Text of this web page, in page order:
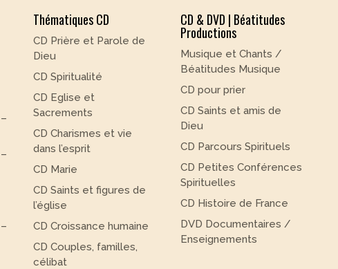
Thématiques CD
CD Prière et Parole de
Dieu
CD Spiritualité
CD Eglise et
Sacrements
CD Charismes et vie
dans l’esprit
CD Marie
CD Saints et figures de
l’église
CD Croissance humaine
CD Couples, familles,
célibat
CD & DVD | Béatitudes
Productions
Musique et Chants /
Béatitudes Musique
CD pour prier
CD Saints et amis de
Dieu
CD Parcours Spirituels
CD Petites Conférences
Spirituelles
CD Histoire de France
DVD Documentaires /
Enseignements